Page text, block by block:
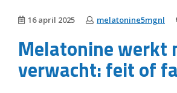
16 april 2025 melatonine5mgnl
Melatonine werkt
verwacht: feit of